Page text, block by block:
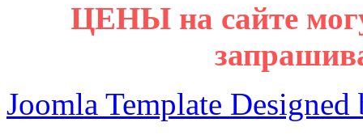
ЦЕНЫ на сайте
Joomla Template Designed